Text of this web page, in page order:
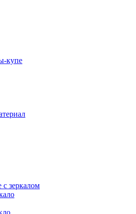
купе
зеркалом